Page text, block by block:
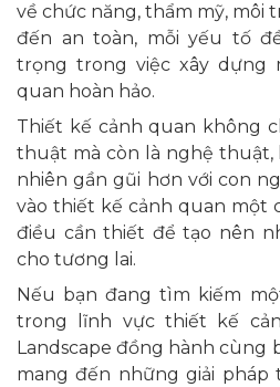
về chức năng, thẩm mỹ, môi
đến an toàn, mỗi yếu tố
trọng trong việc xây dựng
quan hoàn hảo.
Thiết kế cảnh quan không
thuật mà còn là nghệ thuật,
nhiên gần gũi hơn với con
vào thiết kế cảnh quan một
điều cần thiết để tạo nên
cho tương lai.
Nếu bạn đang tìm kiếm
trong lĩnh vực thiết kế
Landscape đồng hành cùng
mang đến những giải pháp